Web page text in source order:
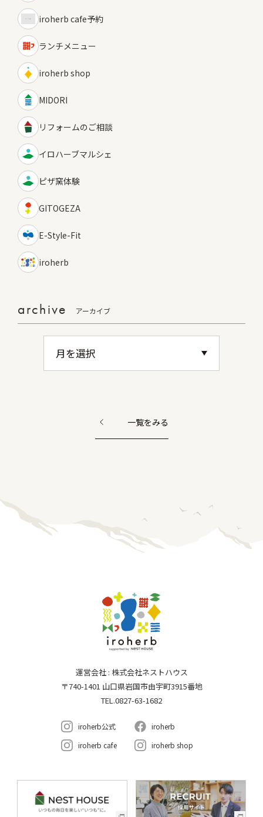
iroherb cafe予約
ランチメニュー
iroherb shop
MIDORI
リフォームのご相談
イロハーブマルシェ
ピザ窯体験
GITOGEZA
E-Style-Fit
iroherb
archive アーカイブ
一覧をみる
運営会社 : 株式会社ネストハウス
〒740-1401 山口県岩国市由宇町3915番地
TEL.0827-63-1682
iroherb公式
iroherb
iroherb cafe
iroherb shop